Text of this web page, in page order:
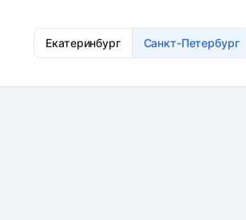
Екатеринбург Санкт-Петербург